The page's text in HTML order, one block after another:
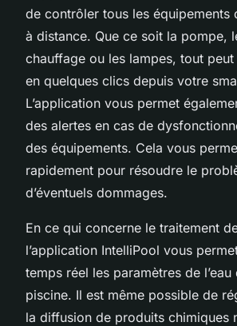
de contrôler tous les équipements
à distance. Que ce soit la pompe,
chauffage ou les lampes, tout
en quelques clics depuis votre
L’application vous permet
des alertes en cas de
des équipements. Cela vous
rapidement pour résoudre le
d’éventuels dommages.
En ce qui concerne le traitement de
l’application IntelliPool vous
temps réel les paramètres de
piscine. Il est même possible de
la diffusion de produits chimiques